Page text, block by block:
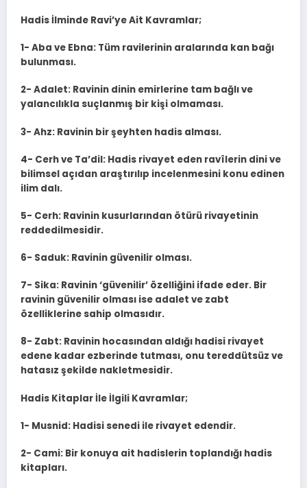
Hadis İlminde Ravi’ye Ait Kavramlar;
1- Aba ve Ebna: Tüm ravilerinin aralarında kan bağı
bulunması.
2- Adalet: Ravinin dinin emirlerine tam bağlı ve
yalancılıkla suçlanmış bir kişi olmaması.
3- Ahz: Ravinin bir şeyhten hadis alması.
4- Cerh ve Ta’dil: Hadis rivayet eden ravîlerin dini ve
bilimsel açıdan araştırılıp incelenmesini konu edinen
ilim dalı.
5- Cerh: Ravinin kusurlarından ötürü rivayetinin
reddedilmesidir.
6- Saduk: Ravinin güvenilir olması.
7- Sika: Ravinin ‘güvenilir’ özelliğini ifade eder. Bir
ravinin güvenilir olması ise adalet ve zabt
özelliklerine sahip olmasıdır.
8- Zabt: Ravinin hocasından aldığı hadisi rivayet
edene kadar ezberinde tutması, onu tereddütsüz ve
hatasız şekilde nakletmesidir.
Hadis Kitaplar İle İlgili Kavramlar;
1- Musnid: Hadisi senedi ile rivayet edendir.
2- Cami: Bir konuya ait hadislerin toplandığı hadis
kitapları.